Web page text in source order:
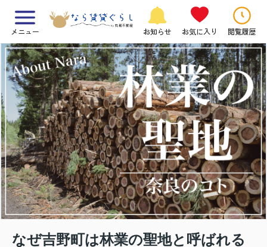
メニュー お知らせ お気に入り 閲覧履歴
なぜ吉野町は林業の聖地と呼ばれる